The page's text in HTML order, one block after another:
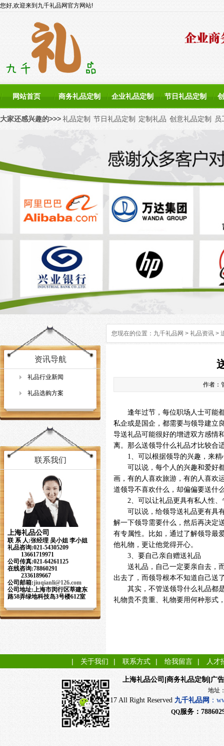
网站首页 商务礼品定制 企业礼品定制 节日礼品定制
您好,欢迎来到九千礼品网官方网站!
大家还感兴趣的>>>礼品定制 节日礼品定制 定制礼品 创意礼品定制 员
您现在的位置： 九千礼品网 > 礼品资讯 >
资讯导航
礼品行业新闻
礼品选购方案
联系我们
上海礼品公司
联 系 人:张经理 吴小姐 李小姐
礼品咨询:021-54305209
13661719971
公司传真:021-64261125
在线咨询:78860291
2336189667
公司邮箱:jiuqianli@126.com
公司地址:上海市闵行区莘建东
路58弄绿地科技岛3号楼612室
作者：
逢年过节，每位职场人士可能都
私企或是国企，都需要与领导建立
导送礼品可能很好的增进双方感情
离。那么送领导什么礼品才比较合
1、可以根据领导的兴趣，来精
可以说，每个人的兴趣和爱好都
画，有的人喜欢旅游，有的人喜欢
道领导不喜欢什么，却偏偏要送什
2、可以让礼品更具有私人性、
可以说，给领导送礼品更有具有
解一下领导需要什么，然后再决定
有专属性。比如，通过了解领导最
他礼物，更让他觉得开心。
3、要自己亲自赠送礼品
送礼品，自己一定要亲自去，而
出去了，而领导根本不知道自己送
其实，不管送领导什么礼品都是
礼物贵不贵重、礼物要用何种形式
上海礼品公司 |商务礼品定制|广
地址：上海市闵行
CopyRight 2017 All Right Reserved 九千礼品网 ：
QQ服务：
| 关于我们 | 联系方式 | 给我留言 | 人才